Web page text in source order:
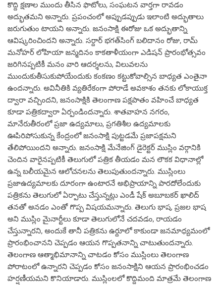
కొద్ది క్షణాల ముందు తీసిన ఫొటోలు, సంఘటన వార్తగా రావడం
అద్భుతమని అన్నారు. ప్రపంచంలో అప్పుడప్పుడు ఇలాంటి అద్భుతాలు
జరుగుతుం టాయని అన్నారు. జనంసాక్షి ఈరోజు ఒక అద్భుతాన్ని
ఆవిష్కరించిందని అన్నారు. సర్దార్‌ భగత్‌సింగ్‌ బలిదానం రోజు, రామ్‌
మనోహర్‌ లోహియా జన్మదినం కాకతాళీయంగా ఎడిషన్‌ ప్రారంభోత్సవం
జరిగినప్పటికీ మనం వారి ఆదర్శలను, విలువలను
ముందుకుతీసుకుపోయేందుకు కంకణం కట్టుకోవాల్సిన బాధ్యత ఎంతైనా
ఉందన్నారు. అవినీతికి వ్యతిరేకంగా పోరాడే అవకాశం తనకు లోకాయుక్త
ద్వారా వచ్చిందని, జనంసాక్షికి తెలంగాణ పక్షపాతం వహించే బాధ్యత
కూడా పత్రికద్వారా ఏర్పండిందన్నారు. శాతవాహన నగరం,
మానేరుతీరంలో ప్రజా ఉద్యమాలు, ప్రగతిశీల ఉద్యమాలకు
ఊపిరిపోసుకున్న కేంద్రంలో జనంసాక్షి పుట్టడమే ప్రజాపక్షమని
తేలిపోయిందని అన్నారు. జనంసాక్షి మేనేజింగ్‌ డైరెక్టర్‌ ముస్లిం వర్గానికి
చెందిన వారైనప్పటికీ తెలుగులో పత్రిక తీయడం మన లౌకక విధానాల్లో
ఉన్న బలీయమైన ఆలోచనలను తెలుపుతుందన్నారు. ముస్లింలు
ప్రజాఉద్యమాలకు దూరంగా ఉంటారనే అభిప్రాయాన్ని పారదోలేందుకు
పత్రికను తెలుగులో ఏర్పాటు చేస్తున్నట్లు ఎండీ షేక్‌ అబూబకర్‌ ఖాలిద్‌
తనతో అనడం ఎంతో గొప్ప విషయమన్నారు. తెలుగు భాష, ప్రజల భాష
అని ముస్లిం మైనార్టీలు కూడా తెలుగులోనే చదవడం, రాయడం
చేస్తున్నారని, అందుకే తానీ పత్రికను ఉర్దూలో కాకుండా జనమాధ్యమంలో
ప్రారంభించానని చెప్పడం ఆయన గొప్పతనాన్ని చాటుతుందన్నారు.
తెలంగాణ ఆత్మాభిమానాన్ని చాటడం కోసం ముస్లింలు తెలంగాణ
పోరాటంలో ఉన్నారని చెప్పడం కోసం జనంసాక్షిని ఆయన ప్రారంభించడం
హర్షణీయమని కొనియాడారు. ముస్లింలలో కొద్దిమంది మాత్రమే తెలంగాణ